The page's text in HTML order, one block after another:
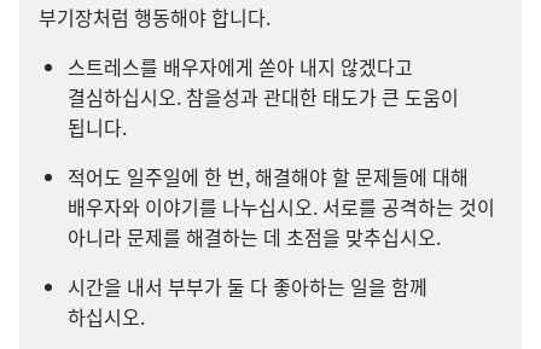
부기장처럼 행동해야 합니다.
스트레스를 배우자에게 쏟아 내지 않겠다고
결심하십시오. 참을성과 관대한 태도가 큰 도움이
됩니다.
적어도 일주일에 한 번, 해결해야 할 문제들에 대해
배우자와 이야기를 나누십시오. 서로를 공격하는 것이
아니라 문제를 해결하는 데 초점을 맞추십시오.
시간을 내서 부부가 둘 다 좋아하는 일을 함께
하십시오.